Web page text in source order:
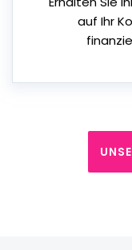
auf Ihr